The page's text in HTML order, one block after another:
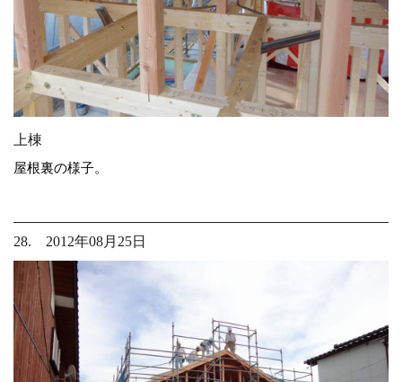
上棟
屋根裏の様子。
28. 2012年08月25日